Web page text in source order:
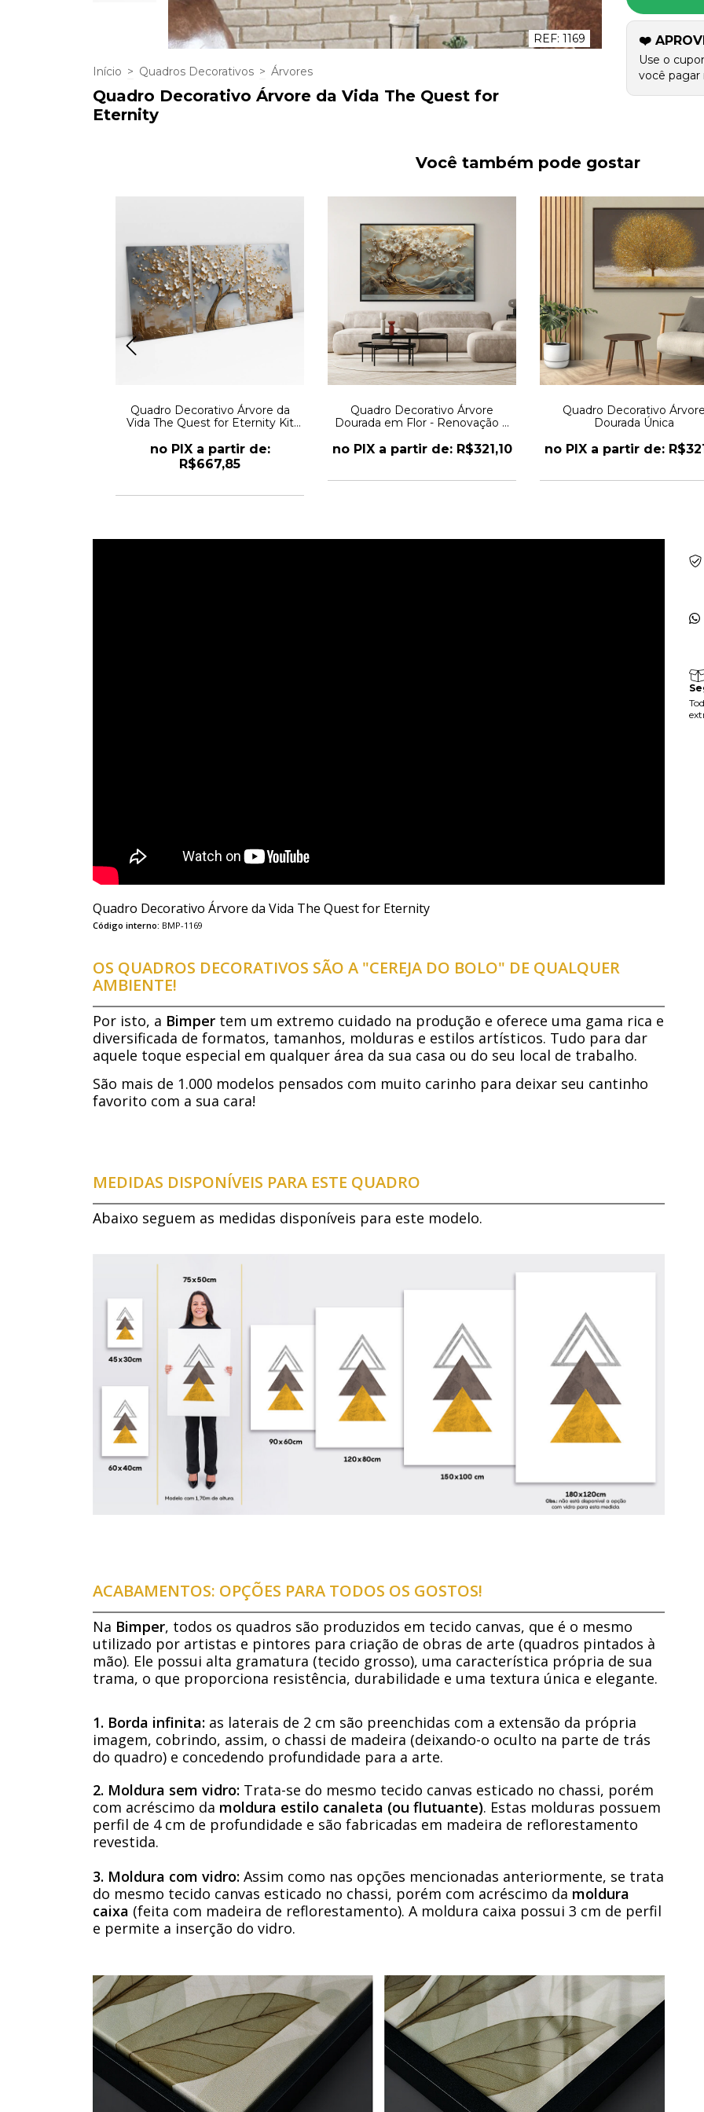
REF: 1169
Início > Quadros Decorativos > Árvores
Quadro Decorativo Árvore da Vida The Quest for
Eternity
❤️
Use o
você pagar
Você também pode gostar
Quadro Decorativo Árvore da
Vida The Quest for Eternity Kit
no PIX a partir de:
R$667,85
Quadro Decorativo Árvore
Dourada em Flor - Renovação e
no PIX a partir de: R$321,10
Quadro Decorativo Árvore
Dourada Única
no PIX a partir de:
Quadro Decorativo Árvore da Vida The Quest for Eternity
Código interno: BMP-1169
OS QUADROS DECORATIVOS SÃO A "CEREJA DO BOLO" DE QUALQUER
AMBIENTE!
Por isto, a Bimper tem um extremo cuidado na produção e oferece uma gama rica e
diversificada de formatos, tamanhos, molduras e estilos artísticos. Tudo para dar
aquele toque especial em qualquer área da sua casa ou do seu local de trabalho.
São mais de 1.000 modelos pensados com muito carinho para deixar seu cantinho
favorito com a sua cara!
MEDIDAS DISPONÍVEIS PARA ESTE QUADRO
Abaixo seguem as medidas disponíveis para este modelo.
ACABAMENTOS: OPÇÕES PARA TODOS OS GOSTOS!
Na Bimper, todos os quadros são produzidos em tecido canvas, que é o mesmo
utilizado por artistas e pintores para criação de obras de arte (quadros pintados à
mão). Ele possui alta gramatura (tecido grosso), uma característica própria de sua
trama, o que proporciona resistência, durabilidade e uma textura única e elegante.
1. Borda infinita: as laterais de 2 cm são preenchidas com a extensão da própria
imagem, cobrindo, assim, o chassi de madeira (deixando-o oculto na parte de trás
do quadro) e concedendo profundidade para a arte.
2. Moldura sem vidro: Trata-se do mesmo tecido canvas esticado no chassi, porém
com acréscimo da moldura estilo canaleta (ou flutuante). Estas molduras possuem
perfil de 4 cm de profundidade e são fabricadas em madeira de reflorestamento
revestida.
3. Moldura com vidro: Assim como nas opções mencionadas anteriormente, se trata
do mesmo tecido canvas esticado no chassi, porém com acréscimo da moldura
caixa (feita com madeira de reflorestamento). A moldura caixa possui 3 cm de perfil
e permite a inserção do vidro.